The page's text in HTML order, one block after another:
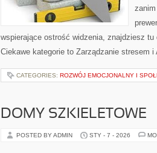
wspierające ostrość widzenia, znajdziesz
Ciekawe kategorie to Zarządzanie
CATEGORIES: ROZWÓJ EMOCJONALNY I
DOMY SZKIELETOWE
POSTED BY ADMIN STY - 7 - 2026